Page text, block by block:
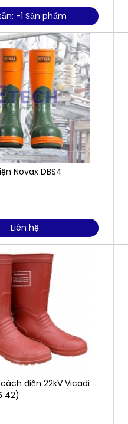
-1 Sản phẩm
Novax DBS4
Liên hệ
điện 22kV Vicadi
42)